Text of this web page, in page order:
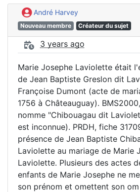
André Harvey
Nouveau membre Créateur du sujet
3 years ago
Marie Josephe Laviolette était
de Jean Baptiste Greslon dit
Françoise Dumont (acte de
1756 à Châteauguay).
nomme "Chibouagau dit
est inconnue). PRDH, fiche
présence de Jean Baptiste
Laviolette au mariage de Marie
Laviolette. Plusieurs des actes
enfants de Marie Josephe ne
son prénom et omettent son